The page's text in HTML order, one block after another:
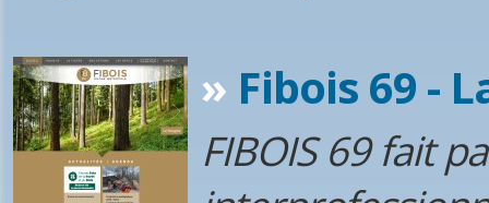
» Fibois 69 -
FIBOIS 69 fait